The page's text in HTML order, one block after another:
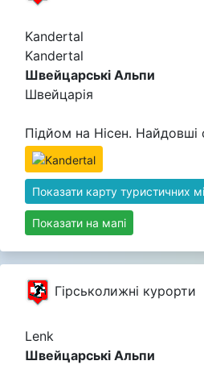
Kandertal
Kandertal
Швейцарські Альпи
Швейцарія
Підйом на Нісен. Найдовші
Показати карту туристичних
Показати на мапі
Гірськолижні курорти
Lenk
Швейцарські Альпи